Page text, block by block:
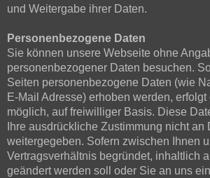
und Weitergabe ihrer Daten.
Personenbezogene Daten
Sie können unsere Webseite ohne
personenbezogener Daten besuchen.
Seiten personenbezogene Daten (wie
E-Mail Adresse) erhoben werden,
möglich, auf freiwilliger Basis. Diese
Ihre ausdrückliche Zustimmung nicht an
weitergegeben. Sofern zwischen Ihnen
Vertragsverhältnis begründet, inhaltlich
geändert werden soll oder Sie an uns